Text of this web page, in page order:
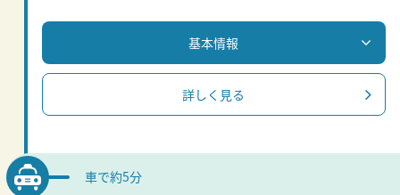
基本情報
詳しく見る
車で約5分